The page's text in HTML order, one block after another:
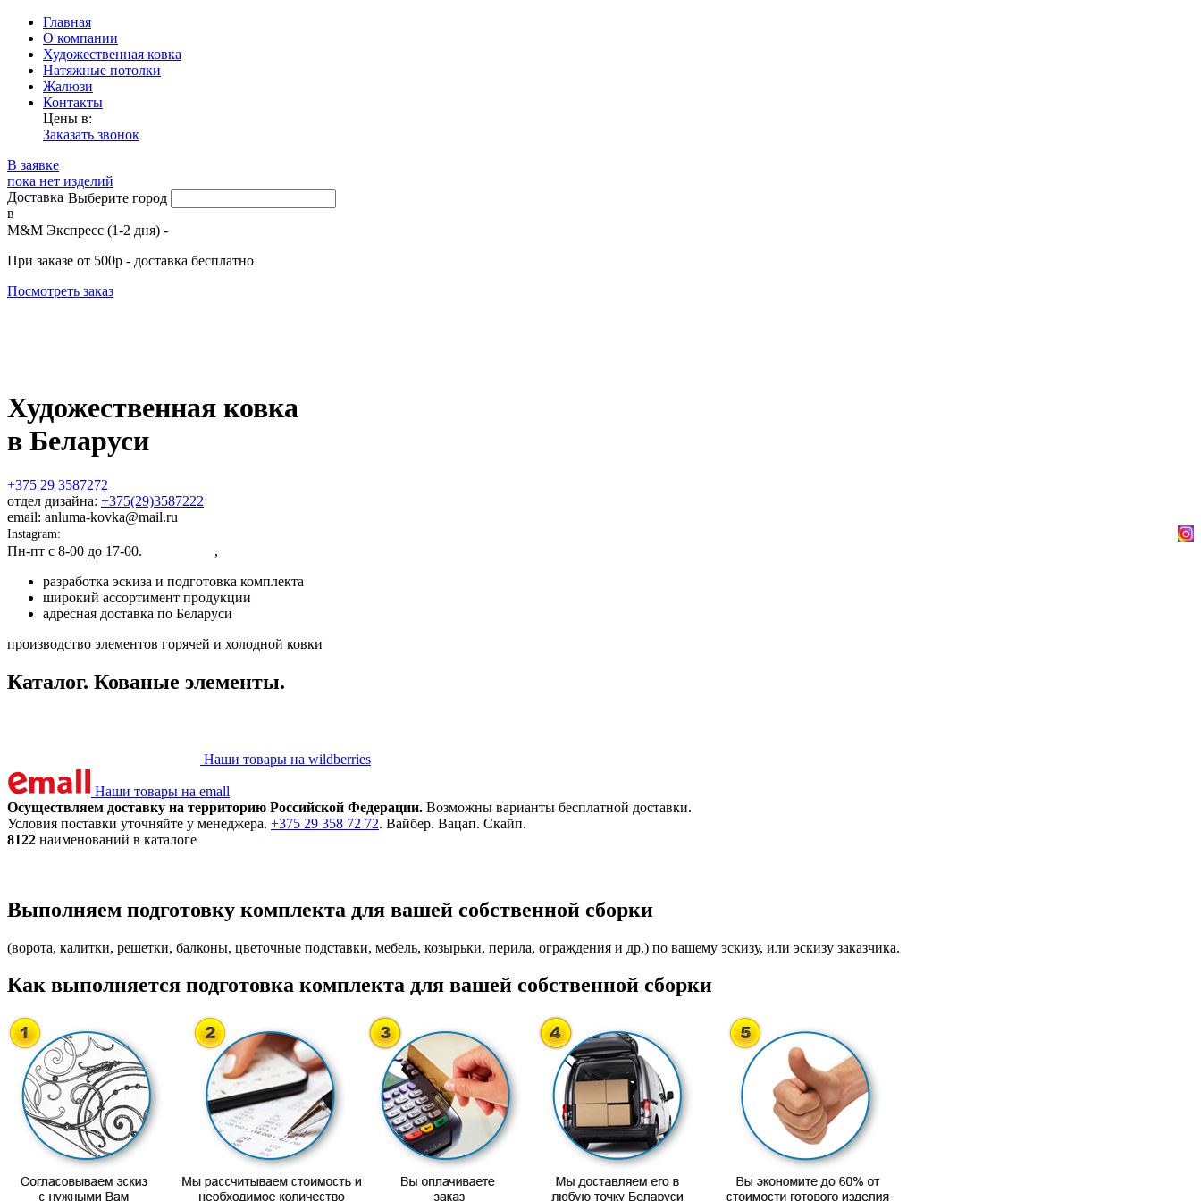
Главная
О компании
Художественная ковка
Натяжные потолки
Жалюзи
Контакты
Цены в:
Заказать звонок
В заявке
пока нет изделий
Доставка
в
Выберите город
М&М Экспресс (1-2 дня) -
При заказе от 500р - доставка бесплатно
Посмотреть заказ
Художественная ковка
в Беларуси
+375 29 3587272
отдел дизайна: +375(29)3587222
email: anluma-kovka@mail.ru
Instagram:
Пн-пт c 8-00 до 17-00. ,
разработка эскиза и подготовка комплекта
широкий ассортимент продукции
адресная доставка по Беларуси
производство элементов горячей и холодной ковки
Каталог. Кованые элементы.
Наши товары на wildberries
Наши товары на emall
Осуществляем доставку на территорию Российской Федерации. Возможны варианты бесплатной доставки.
Условия поставки уточняйте у менеджера. +375 29 358 72 72. Вайбер. Вацап. Скайп.
8122 наименований в каталоге
Выполняем подготовку комплекта для вашей собственной сборки
(ворота, калитки, решетки, балконы, цветочные подставки, мебель, козырьки, перила, ограждения и др.) по вашему эскизу, или эскизу заказчика.
Как выполняется подготовка комплекта для вашей собственной сборки